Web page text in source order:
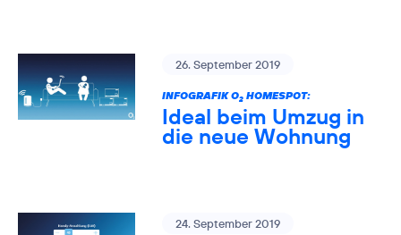
26. September 2019
INFOGRAFIK O2HOMESPOT:
Ideal beim Umzug in
die neue Wohnung
24. September 2019